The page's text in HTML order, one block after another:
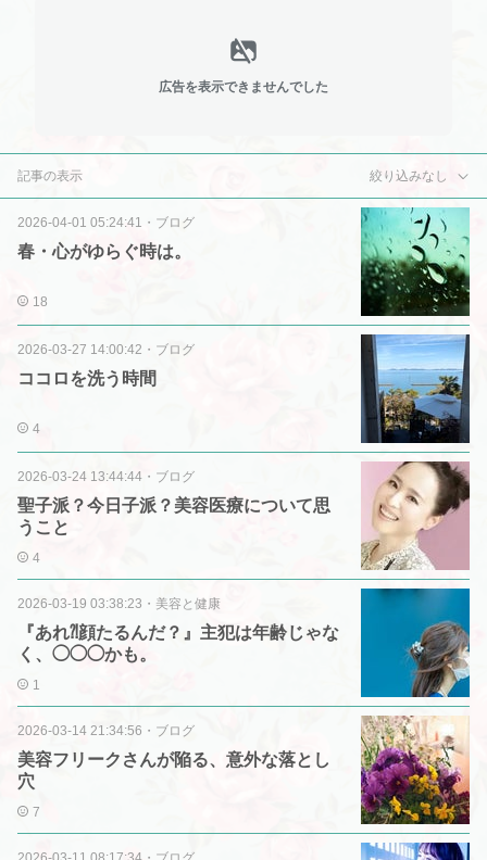
広告を表示できませんでした
記事の表示 絞り込みなし
2026-04-01 05:24:41 ・ ブログ
春・心がゆらぐ時は。
18
2026-03-27 14:00:42 ・ ブログ
ココロを洗う時間
4
2026-03-24 13:44:44 ・ ブログ
聖子派？今日子派？美容医療について思
うこと
4
2026-03-19 03:38:23 ・ 美容と健康
『あれ⁈顔たるんだ？』主犯は年齢じゃな
く、◯◯◯かも。
1
2026-03-14 21:34:56 ・ ブログ
美容フリークさんが陥る、意外な落とし
穴
7